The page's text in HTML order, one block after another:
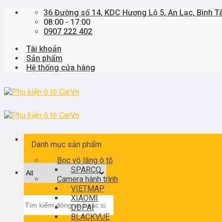
Skip
36 Đường số 14, KDC Hương Lộ 5, An Lạc, Bình
08:00 - 17:00
0907 222 402
Tài khoản
Sản phẩm
Hệ thống cửa hàng
kiếm:
Danh mục sản phẩm
Bọc vô lăng ô tô
SPARCO
Camera hành trình
VIETMAP
XIAOMI
DDPAI
BLACKVUE